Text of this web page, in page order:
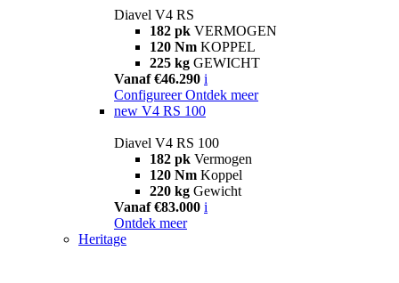
Diavel V4 RS
182 pk VERMOGEN
120 Nm KOPPEL
225 kg GEWICHT
Vanaf €46.290 i
Configureer Ontdek meer
new V4 RS 100
Diavel V4 RS 100
182 pk Vermogen
120 Nm Koppel
220 kg Gewicht
Vanaf €83.000 i
Ontdek meer
Heritage